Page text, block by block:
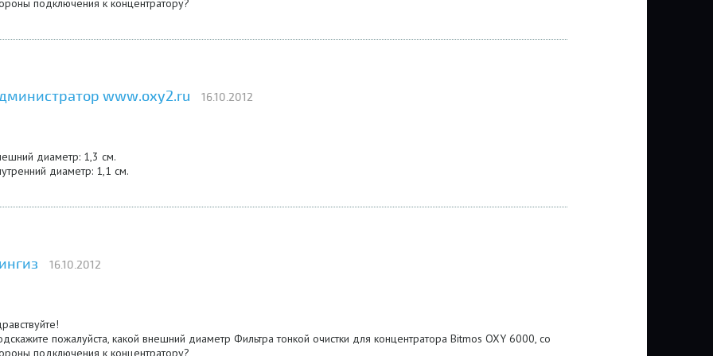
www.oxy2.ru 16.10.2012
диаметр: 1,3 см.
диаметр: 1,1 см.
16.10.2012
пожалуйста, какой внешний диаметр Фильтра тонкой очистки для концентратора Bitmos OXY 6000, со
подключения к концентратору?